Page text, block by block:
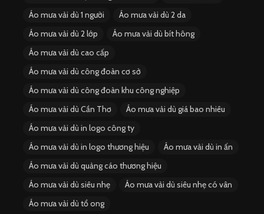
Áo mưa vải dù 1 người
Áo mưa vải dù 2 da
Áo mưa vải dù 2 lớp
Áo mưa vải dù bít hông
Áo mưa vải dù cao cấp
Áo mưa vải dù công đoàn cơ sở
Áo mưa vải dù công đoàn khu công nghiệp
Áo mưa vải dù Cần Thơ
Áo mưa vải dù giá bao nhiêu
Áo mưa vải dù in logo công ty
Áo mưa vải dù in logo thương hiệu
Áo mưa vải dù in ấn
Áo mưa vải dù quảng cáo thương hiệu
Áo mưa vải dù siêu nhẹ
Áo mưa vải dù siêu nhẹ có vân
Áo mưa vải dù tổ ong